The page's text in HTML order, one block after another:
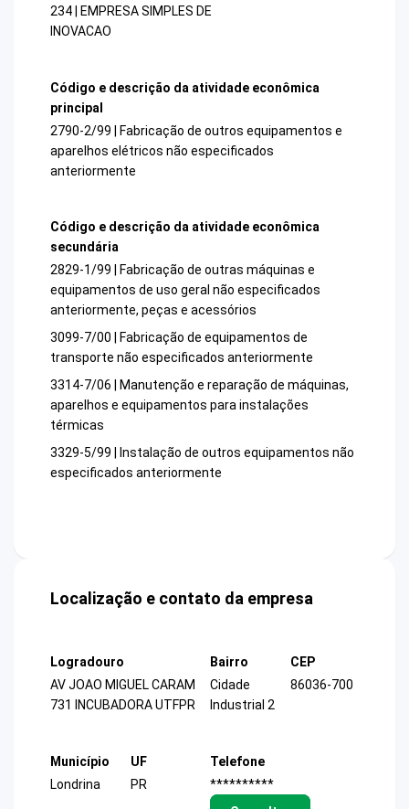
234 | EMPRESA SIMPLES DE
INOVACAO
Código e descrição da atividade econômica
principal
2790-2/99 | Fabricação de outros equipamentos e
aparelhos elétricos não especificados
anteriormente
Código e descrição da atividade econômica
secundária
2829-1/99 | Fabricação de outras máquinas e
equipamentos de uso geral não especificados
anteriormente, peças e acessórios
3099-7/00 | Fabricação de equipamentos de
transporte não especificados anteriormente
3314-7/06 | Manutenção e reparação de máquinas,
aparelhos e equipamentos para instalações
térmicas
3329-5/99 | Instalação de outros equipamentos não
especificados anteriormente
Localização e contato da empresa
Logradouro
AV JOAO MIGUEL CARAM
731 INCUBADORA UTFPR
Bairro
Cidade
Industrial 2
CEP
86036-700
Município
Londrina
UF
PR
Telefone
**********